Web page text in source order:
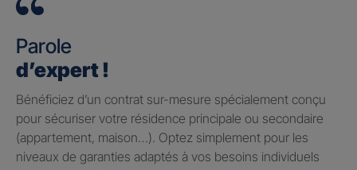
Parole
d’expert !
Bénéficiez d’un contrat sur-mesure spécialement conçu
pour sécuriser votre résidence principale ou secondaire
(appartement, maison…). Optez simplement pour les
niveaux de garanties adaptés à vos besoins individuels